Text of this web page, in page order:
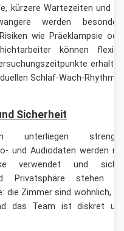
kürzere Wartezeiten und
werden
wie Präeklampsie
können
Schlaf-Wach-
Sicherheit
unterliegen
und Audiodaten werden
verwendet und
Privatsphäre stehen
die Zimmer sind wohnlich,
das Team ist diskret